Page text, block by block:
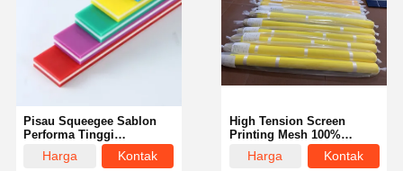
Pisau Squeegee Sablon
Performa Tinggi
Profesional 5*25 9*30 9*50
SHA 65 70 75 80 85
Harga
Kontak
High Tension Screen
Printing Mesh 100%
Polyester Nylon Silk
Elastisitas Rendah
Harga
Kontak